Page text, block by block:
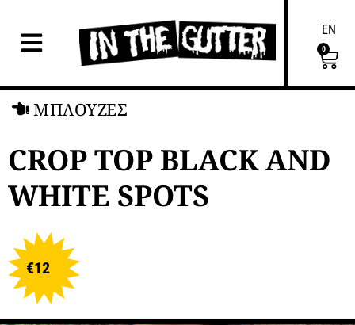
EN
0
ΜΠΛΟΥΖΕΣ
CROP TOP BLACK AND
WHITE SPOTS
€12